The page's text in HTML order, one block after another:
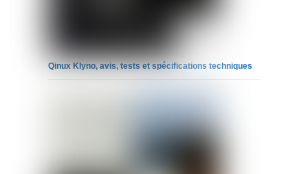
Qinux Klyno, avis, tests et spécifications techniques